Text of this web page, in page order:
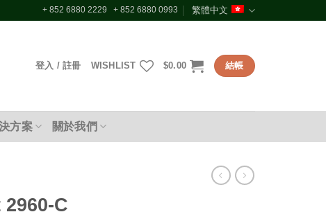
+ 852 6880 2229 + 852 6880 0993 繁體中文
登入 / 註冊 WISHLIST $0.00 結帳
方案 關於我們
C